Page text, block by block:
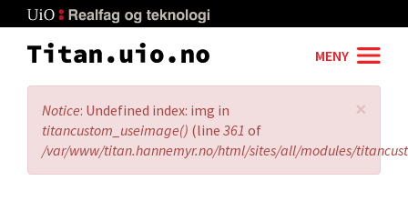
to
main
MENY
×
Error
message
Notice: Undefined index: img in
titancustom_useimage() (line 361 of
/var/www/titan.hannemyr.no/html/sites/all/modules/